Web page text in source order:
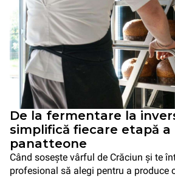
De la fermentare la
simplifică fiecare etapă
panatteone
Când sosește vârful de Crăciun și te
profesional să alegi pentru a produce